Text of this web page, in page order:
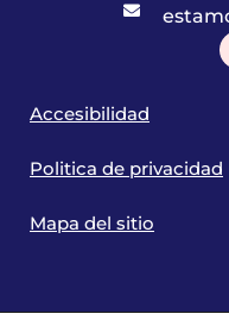
Accesibilidad
Politica de privacidad
Mapa del sitio